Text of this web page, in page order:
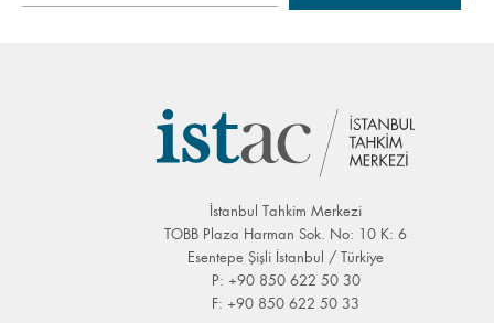
İstanbul Tahkim Merkezi
TOBB Plaza Harman Sok. No: 10 K: 6
Esentepe Şişli İstanbul / Türkiye
P: +90 850 622 50 30
F: +90 850 622 50 33